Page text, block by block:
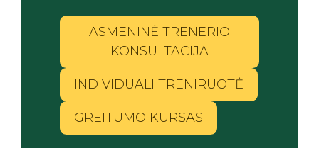
ASMENINĖ TRENERIO
KONSULTACIJA
INDIVIDUALI TRENIRUOTĖ
GREITUMO KURSAS